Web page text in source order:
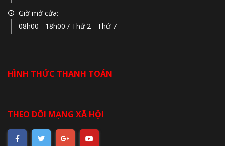
Giờ mở cửa:
08h00 - 18h00 / Thứ 2 - Thứ 7
HÌNH THỨC THANH TOÁN
THEO DÕI MẠNG XÃ HỘI